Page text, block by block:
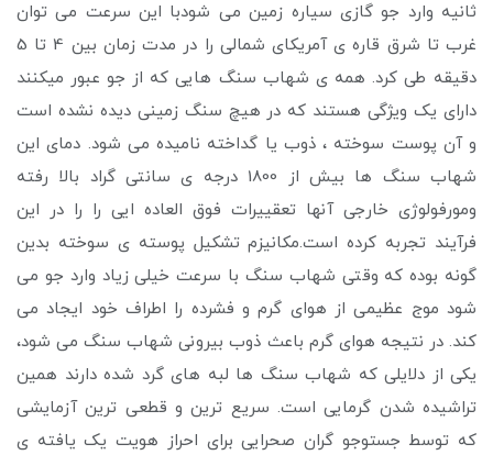
ثانیه وارد جو گازی سیاره زمین می شودبا این سرعت می توان
غرب تا شرق قاره ی آمریکای شمالی را در مدت زمان بین 4 تا 5
دقیقه طی کرد. همه ی شهاب سنگ هایی که از جو عبور میکنند
دارای یک ویژگی هستند که در هیچ سنگ زمینی دیده نشده است
و آن پوست سوخته ، ذوب یا گداخته نامیده می شود. دمای این
شهاب سنگ ها بیش از 1800 درجه ی سانتی گراد بالا رفته
ومورفولوژی خارجی آنها تعقییرات فوق العاده ایی را را در این
فرآیند تجربه کرده است.مکانیزم تشکیل پوسته ی سوخته بدین
گونه بوده که وقتی شهاب سنگ با سرعت خیلی زیاد وارد جو می
شود موج عظیمی از هوای گرم و فشرده را اطراف خود ایجاد می
کند. در نتیجه هوای گرم باعث ذوب بیرونی شهاب سنگ می شود،
یکی از دلایلی که شهاب سنگ ها لبه های گرد شده دارند همین
تراشیده شدن گرمایی است. سریع ترین و قطعی ترین آزمایشی
که توسط جستوجو گران صحرایی برای احراز هویت یک یافته ی